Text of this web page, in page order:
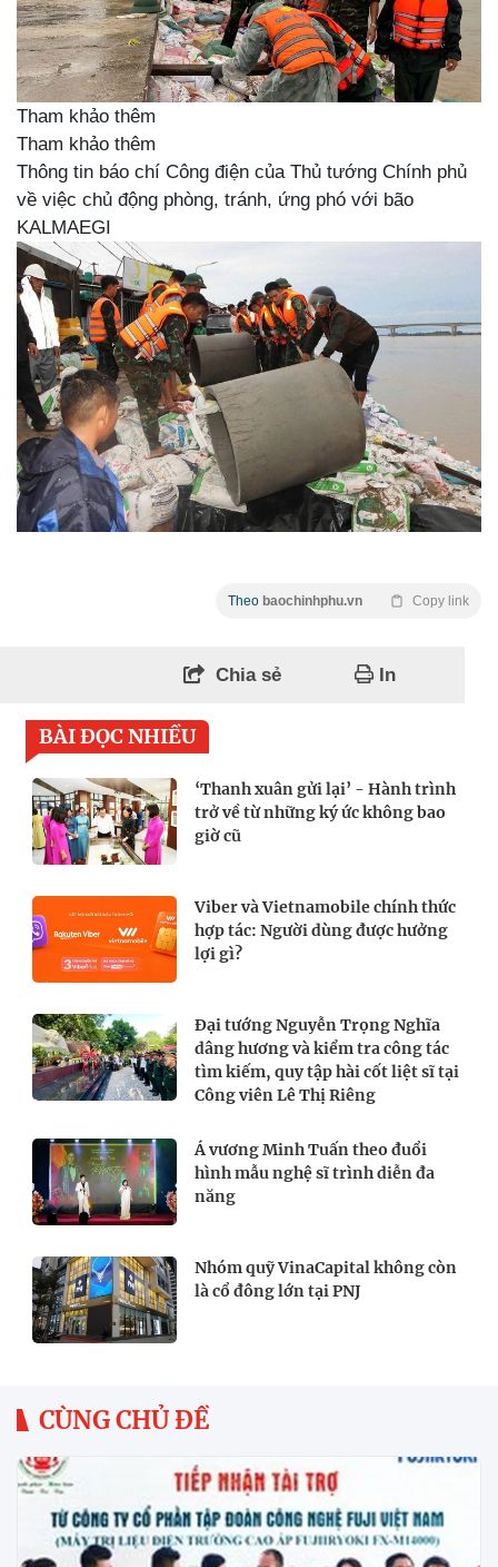
Tham khảo thêm
Tham khảo thêm
Thông tin báo chí Công điện của Thủ tướng Chính phủ
về việc chủ động phòng, tránh, ứng phó với bão
KALMAEGI
Theo baochinhphu.vn Copy link
Chia sẻ In
BÀI ĐỌC NHIỀU
‘Thanh xuân gửi lại’ - Hành trình
trở về từ những ký ức không bao
giờ cũ
Viber và Vietnamobile chính thức
hợp tác: Người dùng được hưởng
lợi gì?
Đại tướng Nguyễn Trọng Nghĩa
dâng hương và kiểm tra công tác
tìm kiếm, quy tập hài cốt liệt sĩ tại
Công viên Lê Thị Riêng
Á vương Minh Tuấn theo đuổi
hình mẫu nghệ sĩ trình diễn đa
năng
Nhóm quỹ VinaCapital không còn
là cổ đông lớn tại PNJ
CÙNG CHỦ ĐỀ